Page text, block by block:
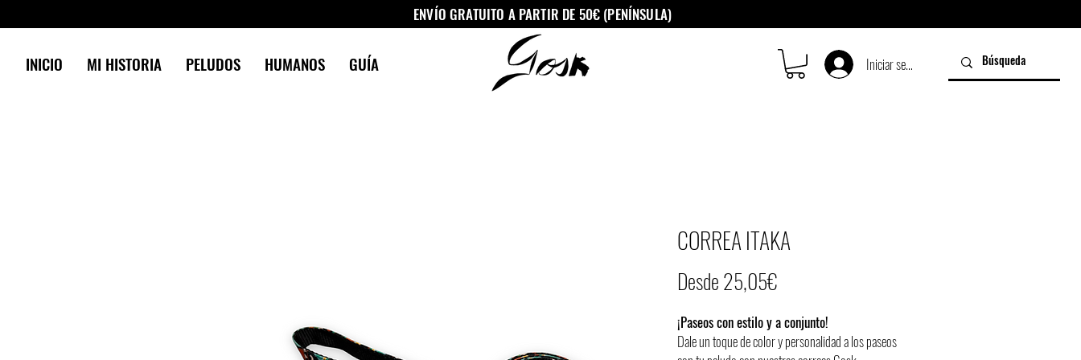
ENVÍO GRATUITO A PARTIR DE 50€ (PENÍNSULA)
INICIO MI HISTORIA PELUDOS HUMANOS GUÍA Iniciar sesión
CORREA ITAKA
Desde25,05€
de
oferta
¡Paseos con estilo y a conjunto!
Dale un toque de color y personalidad a los paseos